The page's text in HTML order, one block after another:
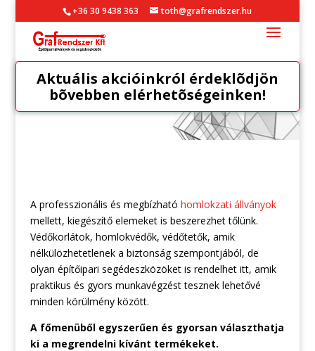
+36 30 9438 363 toth@grafrendszer.hu
Aktuális akcióinkról érdeklõdjön
bõvebben elérhetõségeinken!
A professzionális és megbízható homlokzati állványok
mellett, kiegészítő elemeket is beszerezhet tőlünk.
Védőkorlátok, homlokvédők, védőtetők, amik
nélkülözhetetlenek a biztonság szempontjából, de
olyan építőipari segédeszközöket is rendelhet itt, amik
praktikus és gyors munkavégzést tesznek lehetővé
minden körülmény között.
A főmenüből egyszerűen és gyorsan választhatja
ki a megrendelni kívánt termékeket.